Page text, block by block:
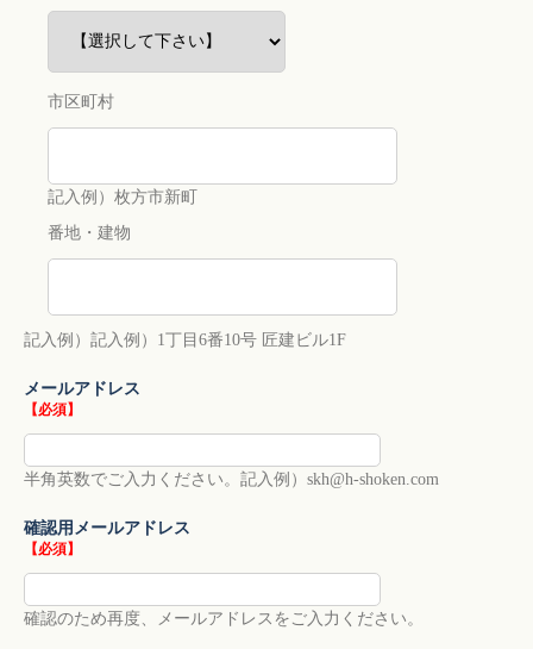
市区町村
記入例） 枚方市新町
番地・建物
記入例）記入例）1丁目6番10号 匠建ビル1F
メールアドレス
【必須】
半角英数でご入力ください。記入例）skh@h-shoken.com
確認用メールアドレス
【必須】
確認のため再度、メールアドレスをご入力ください。